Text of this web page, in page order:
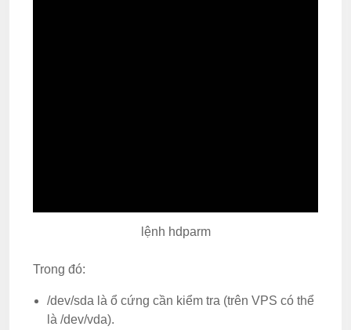
lệnh hdparm
Trong đó:
/dev/sda là ổ cứng cần kiểm tra (trên VPS có thể
là /dev/vda).